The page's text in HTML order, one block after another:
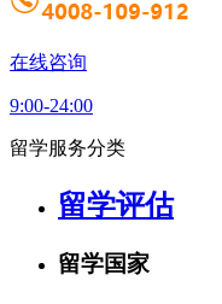
在线咨询
9:00-24:00
留学服务分类
留学评估
留学国家